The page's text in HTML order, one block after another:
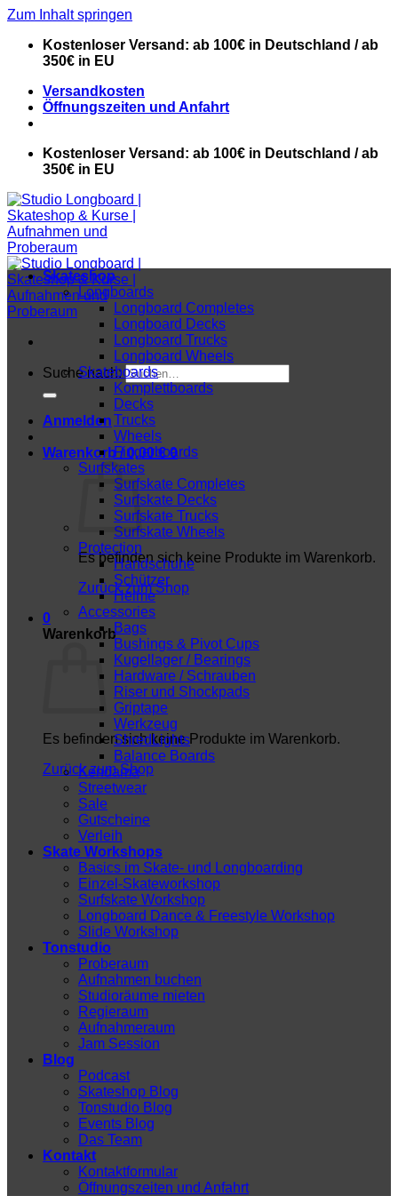
Zum Inhalt springen
Kostenloser Versand: ab 100€ in Deutschland / ab
350€ in EU
Versandkosten
Öffnungszeiten und Anfahrt
Kostenloser Versand: ab 100€ in Deutschland / ab
350€ in EU
Suche nach:
Anmelden
Warenkorb /0,00€ 0
Es befinden sich keine Produkte im Warenkorb.
Zurück zum Shop
0
Warenkorb
Es befinden sich keine Produkte im Warenkorb.
Zurück zum Shop
Skateshop
Longboards
Longboard Completes
Longboard Decks
Longboard Trucks
Longboard Wheels
Skateboards
Komplettboards
Decks
Trucks
Wheels
Fingerboards
Surfskates
Surfskate Completes
Surfskate Decks
Surfskate Trucks
Surfskate Wheels
Protection
Handschuhe
Schützer
Helme
Accessories
Bags
Bushings & Pivot Cups
Kugellager / Bearings
Hardware / Schrauben
Riser und Shockpads
Griptape
Werkzeug
ShredLights
Balance Boards
Kendama
Streetwear
Sale
Gutscheine
Verleih
Skate Workshops
Basics im Skate- und Longboarding
Einzel-Skateworkshop
Surfskate Workshop
Longboard Dance & Freestyle Workshop
Slide Workshop
Tonstudio
Proberaum
Aufnahmen buchen
Studioräume mieten
Regieraum
Aufnahmeraum
Jam Session
Blog
Podcast
Skateshop Blog
Tonstudio Blog
Events Blog
Das Team
Kontakt
Kontaktformular
Öffnungszeiten und Anfahrt